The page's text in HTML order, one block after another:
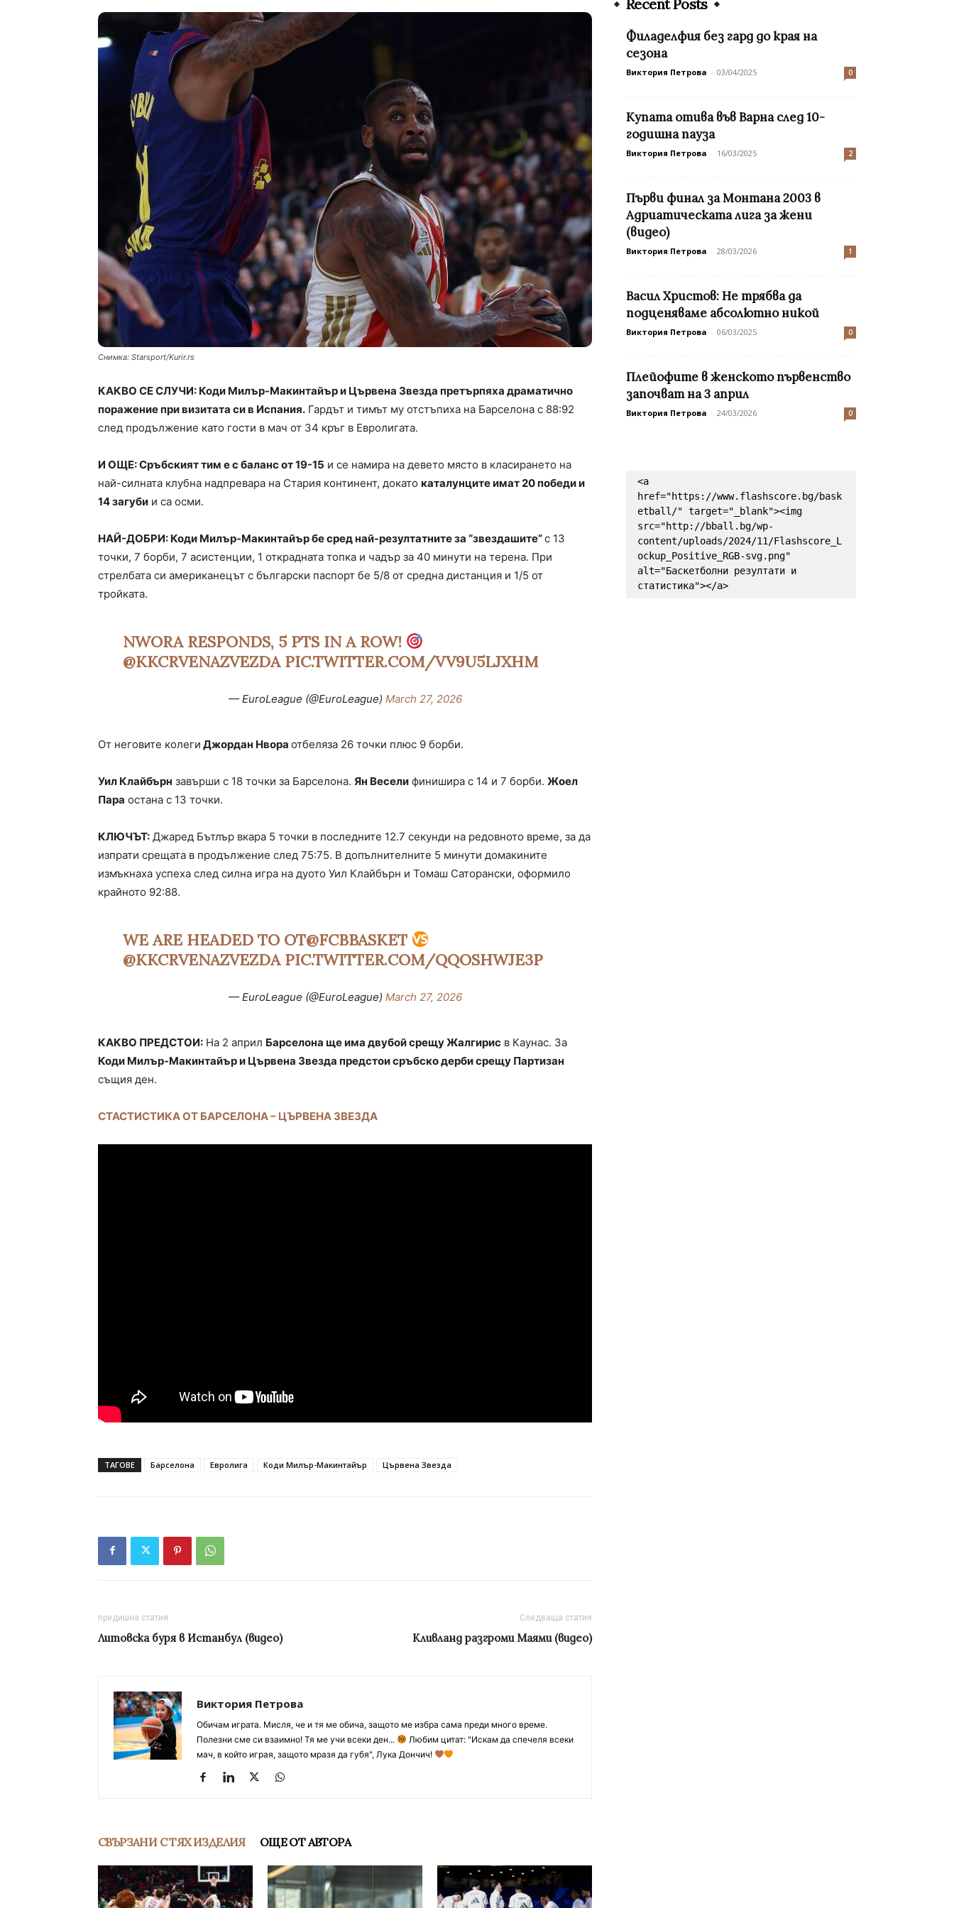
Снимка: Starsport/Kurir.rs
КАКВО СЕ СЛУЧИ: Коди Милър-Макинтайър и Цървена Звезда претърпяха драматично
поражение при визитата си в Испания. Гардът и тимът му отстъпиха на Барселона с 88:92
след продължение като гости в мач от 34 кръг в Евролигата.
И ОЩЕ: Сръбският тим е с баланс от 19-15 и се намира на девето място в класирането на
най-силната клубна надпревара на Стария континент, докато каталунците имат 20 победи и
14 загуби и са осми.
НАЙ-ДОБРИ: Коди Милър-Макинтайър бе сред най-резултатните за “звездашите”с 13
точки, 7 борби, 7 асистенции, 1 открадната топка и чадър за 40 минути на терена. При
стрелбата си американецът с български паспорт бе 5/8 от средна дистанция и 1/5 от
тройката.
NWORA RESPONDS, 5 PTS IN A ROW!
@KKCRVENAZVEZDA PIC.TWITTER.COM/VV9U5LJXHM
— EuroLeague (@EuroLeague) March 27, 2026
От неговите колеги Джордан Нвора отбеляза 26 точки плюс 9 борби.
Уил Клайбърн завърши с 18 точки за Барселона. Ян Весели финишира с 14 и 7 борби. Жоел
Пара остана с 13 точки.
КЛЮЧЪТ: Джаред Бътлър вкара 5 точки в последните 12.7 секунди на редовното време, за да
изпрати срещата в продължение след 75:75. В допълнителните 5 минути домакините
измъкнаха успеха след силна игра на дуото Уил Клайбърн и Томаш Саторански, оформило
крайното 92:88.
WE ARE HEADED TO OT@FCBBASKET
@KKCRVENAZVEZDA PIC.TWITTER.COM/QQOSHWJE3P
— EuroLeague (@EuroLeague) March 27, 2026
КАКВО ПРЕДСТОИ: На 2 април Барселона ще има двубой срещу Жалгирис в Каунас. За
Коди Милър-Макинтайър и Цървена Звезда предстои сръбско дерби срещу Партизан
същия ден.
СТАСТИСТИКА ОТ БАРСЕЛОНА – ЦЪРВЕНА ЗВЕЗДА
ТАГОВЕ Барселона Евролига Коди Милър-Макинтайър Цървена Звезда
предишна статия
Литовска буря в Истанбул (видео)
Следваща статия
Кливланд разгроми Маями (видео)
Виктория Петрова
Обичам играта. Мисля, че и тя ме обича, защото ме избра сама преди много време.
Полезни сме си взаимно! Тя ме учи всеки ден...
Любим цитат: "Искам да спечеля всеки
мач, в който играя, защото мразя да губя", Лука Дончич!
СВЪРЗАНИ С ТЯХ ИЗДЕЛИЯ ОЩЕ ОТ АВТОРА
Recent Posts
Филаделфия без гард до края на
сезона
Виктория Петрова - 03/04/2025 0
Купата отива във Варна след 10-
годишна пауза
Виктория Петрова - 16/03/2025 2
Първи финал за Монтана 2003 в
Адриатическата лига за жени
(видео)
Виктория Петрова - 28/03/2026 1
Васил Христов: Не трябва да
подценяваме абсолютно никой
Виктория Петрова - 06/03/2025 0
Плейофите в женското първенство
започват на 3 април
Виктория Петрова - 24/03/2026 0
<a
href="https://www.flashscore.bg/bask
etball/" target="_blank"><img
src="http://bball.bg/wp-
content/uploads/2024/11/Flashscore_L
ockup_Positive_RGB-svg.png"
alt="Баскетболни резултати и
статистика"></a>